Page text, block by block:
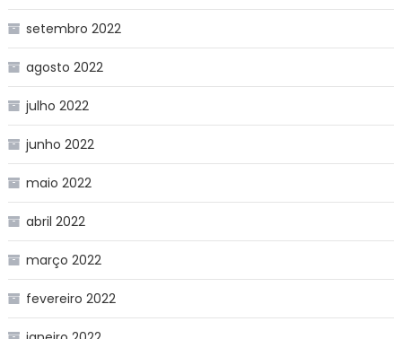
setembro 2022
agosto 2022
julho 2022
junho 2022
maio 2022
abril 2022
março 2022
fevereiro 2022